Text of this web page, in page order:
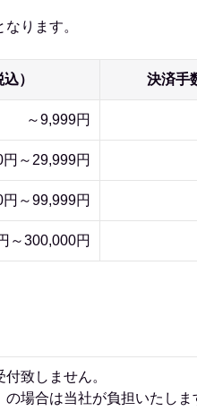
ります。
） 決済手
～9,999円
円～29,999円
～99,999円
～300,000円
致しません。
場合は当社が負担いたしま